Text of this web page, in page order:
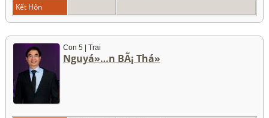
Kết Hôn
Con 5 | Trai
Nguyá»…n BÃ¡ Thá»